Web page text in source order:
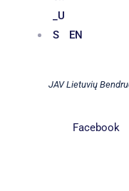
EN
JAV Lietuvių
Facebook